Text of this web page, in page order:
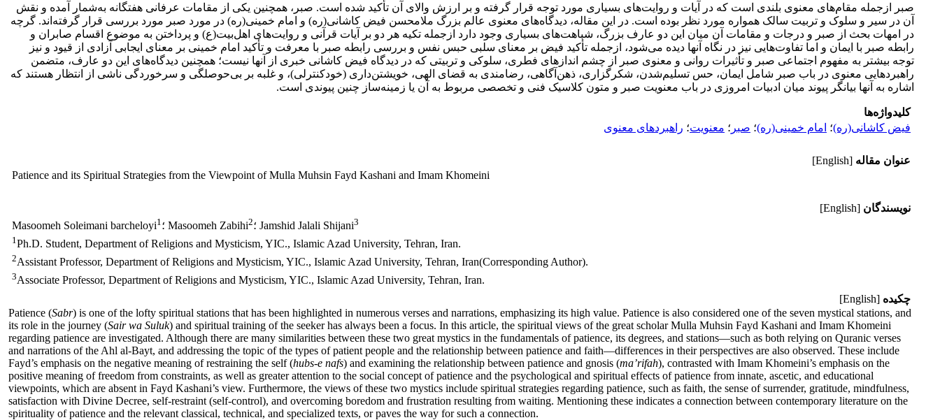
صبر ازجمله مقام‌های معنوی بلندی است که در آیات و روایت‌های بسیاری مورد توجه قرار گرفته و بر ارزش والای آن تأکید شده است. صبر، همچنین یکی از مقامات عرفانی هفتگانه به‌شمار آمده و نقش
آن در سیر و سلوک و تربیت سالک همواره مورد نظر بوده است. در این مقاله، دیدگاه‌های معنوی عالم بزرگ ملامحسن فیض کاشانی(ره) و امام خمینی(ره) در مورد صبر مورد بررسی قرار گرفته‌اند. گرچه
در امهات بحث از صبر و درجات و مقامات آن میان این دو عارف بزرگ، شباهت‌های بسیاری وجود دارد ازجمله تکیه هر دو بر آیات قرآنی و روایت‌های اهل‌بیت(ع) و پرداختن به موضوع اقسام صابران و
رابطه صبر با ایمان و اما تفاوت‌هایی نیز در نگاه آنها دیده می‌شود، ازجمله تأکید فیض بر معنای سلبی حبس نفس و بررسی رابطه صبر با معرفت و تأکید امام خمینی بر معنای ایجابی آزادی از قیود و نیز
توجه بیشتر به مفهوم اجتماعی صبر و تأثیرات روانی و معنوی صبر از چشم اندازهای فطری، سلوکی و تربیتی که در دیدگاه فیض کاشانی خبری از آنها نیست؛ همچنین دیدگاه‌های این دو عارف، متضمن
راهبردهایی معنوی در باب صبر شامل ایمان، حس تسلیم‌شدن، شکرگزاری، ذهن‌آگاهی، رضامندی به قضای الهی، خویشتن‌داری (خودکنترلی)، و غلبه بر بی‌حوصلگی و سرخوردگی ناشی از انتظار هستند که
اشاره به آنها بیانگر پیوند میان ادبیات امروزی در باب معنویت صبر و متون کلاسیک فنی و تخصصی مربوط به آن یا زمینه‌ساز چنین پیوندی است.
کلیدواژه‌ها
فیض کاشانی(ره)؛ امام خمینی(ره)؛ صبر ؛ معنویت؛ راهبردهای معنوی
عنوان مقاله [English]
Patience and its Spiritual Strategies from the Viewpoint of Mulla ‎Muhsin Fayd Kashani and Imam Khomeini
نویسندگان [English]
Masoomeh Soleimani barcheloyi1 ؛ Masoomeh Zabihi2 ؛ Jamshid Jalali Shijani3
1 Ph.D. Student, Department of Religions and Mysticism, YIC., Islamic Azad University, Tehran, ‎Iran.‎
2Assistant Professor, Department of Religions and Mysticism, YIC., Islamic Azad University, Tehran, ‎Iran‎(Corresponding Author).
3Associate Professor, Department of Religions and Mysticism, YIC., Islamic Azad University, Tehran, Iran.‎
چکیده [English]
Patience (Sabr) is one of the lofty spiritual stations that has been highlighted in numerous verses and narrations, emphasizing its high value. Patience is also considered one of the seven mystical stations, and
its role in the journey (Sair wa Suluk) and spiritual training of the seeker has always been a focus. In this article, the spiritual views of the great scholar Mulla Muhsin Fayd Kashani and Imam Khomeini
regarding patience are investigated. Although there are many similarities between these two great mystics in the fundamentals of patience, its degrees, and stations—such as both relying on Quranic verses
and narrations of the Ahl al-Bayt, and addressing the topic of the types of patient people and the relationship between patience and faith—differences in their perspectives are also observed. These include
Fayd’s emphasis on the negative meaning of restraining the self (hubs-e nafs) and examining the relationship between patience and gnosis (ma’rifah), contrasted with Imam Khomeini’s emphasis on the
positive meaning of freedom from constraints, as well as greater attention to the social concept of patience and the psychological and spiritual effects of patience from innate, ascetic, and educational
viewpoints, which are absent in Fayd Kashani’s view. Furthermore, the views of these two mystics include spiritual strategies regarding patience, such as faith, the sense of surrender, gratitude, mindfulness,
satisfaction with Divine Decree, self-restraint (self-control), and overcoming boredom and frustration resulting from waiting. Mentioning these indicates a connection between contemporary literature on the
spirituality of patience and the relevant classical, technical, and specialized texts, or paves the way for such a connection.